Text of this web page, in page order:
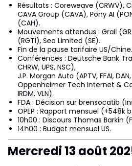
Résultats : Coreweave (CRWV),
CAVA Group (CAVA), Pony AI
(CAH).
Mouvements attendus : Grail
(RGTI), Sea Limited (SE).
Fin de la pause tarifaire US/Chine.
Conférences : Deutsche Bank
CHRW, UPS, NSC),
J.P. Morgan Auto (APTV, FFAI,
Oppenheimer Tech Internet &
IRDM, VLN).
FDA : Décision sur brensocatib
OPEP : Rapport mensuel (+548k
10h00 : Discours Thomas Barkin
14h00 : Budget mensuel US.
Mercredi 13 août